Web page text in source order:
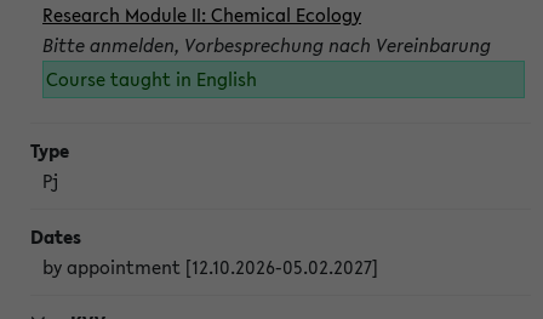
Research Module II: Chemical Ecology
Bitte anmelden, Vorbesprechung nach Vereinbarung
Course taught in English
Pj
by appointment [12.10.2026-05.02.2027]